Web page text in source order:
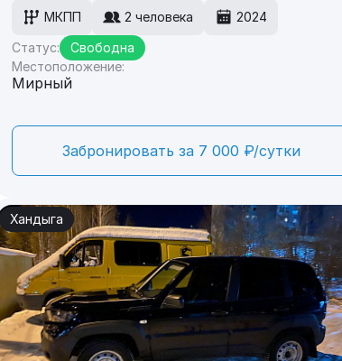
МКПП 2 человека
2024
Статус:
Свободна
Местоположение:
Мирный
Забронировать за 7 000 ₽/сутки
Хандыга